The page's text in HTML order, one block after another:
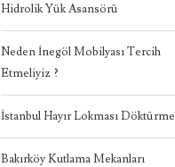
Hidrolik Yük Asansörü
Neden İnegöl Mobilyası Tercih
Etmeliyiz ?
İstanbul Hayır Lokması Döktürme
Bakırköy Kutlama Mekanları